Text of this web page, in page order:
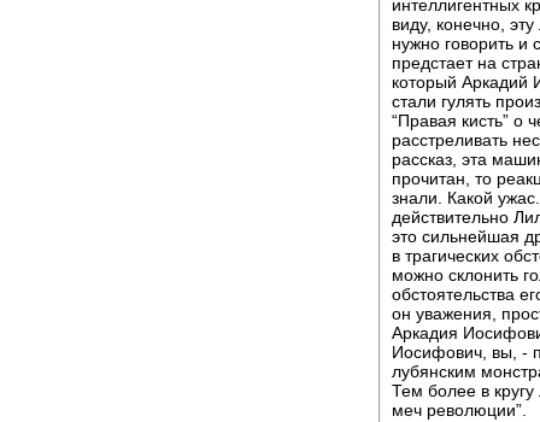
интеллигентных
виду, конечно,
нужно говорить и
предстает на
который Аркадий
стали гулять
“Правая кисть” о
расстреливать
рассказ, эта
прочитан, то
знали. Какой
действительно
это сильнейшая
в трагических
можно склонить
обстоятельства
он уважения,
Аркадия
Иосифович, вы, -
лубянским
Тем более в
меч революции”.